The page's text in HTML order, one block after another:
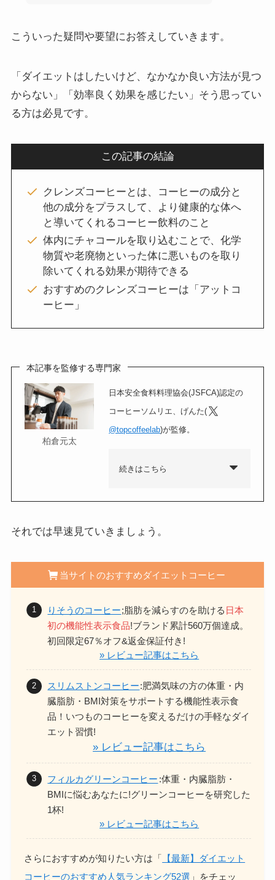
こういった疑問や要望にお答えしていきます。
「ダイエットはしたいけど、なかなか良い方法が見つ
からない」「効率良く効果を感じたい」そう思ってい
る方は必見です。
この記事の結論
クレンズコーヒーとは、コーヒーの成分と
他の成分をプラスして、より健康的な体へ
と導いてくれるコーヒー飲料のこと
体内にチャコールを取り込むことで、化学
物質や老廃物といった体に悪いものを取り
除いてくれる効果が期待できる
おすすめのクレンズコーヒーは「アットコ
ーヒー」
本記事を監修する専門家
柏倉元太
日本安全食料料理協会(JSFCA)認定の
コーヒーソムリエ、げんた(
@topcoffeelab)が監修。
続きはこちら
それでは早速見ていきましょう。
当サイトのおすすめダイエットコーヒー
りそうのコーヒー;脂肪を減らすのを助ける 日本
初の機能性表示食品!ブランド累計560万個達成。
初回限定67％オフ&返金保証付き!
» レビュー記事はこちら
スリムストンコーヒー:肥満気味の方の体重・内
臓脂肪・BMI対策をサポートする機能性表示食
品！ いつものコーヒーを変えるだけの手軽なダイ
エット習慣!
» レビュー記事はこちら
フィルカグリーンコーヒー :体重・内臓脂肪・
BMIに悩むあなたに!グリーンコーヒーを研究した
1杯!
» レビュー記事はこちら
さらにおすすめが知りたい方は「 【最新】ダイエット
コーヒーのおすすめ人気ランキング52選 」をチェッ